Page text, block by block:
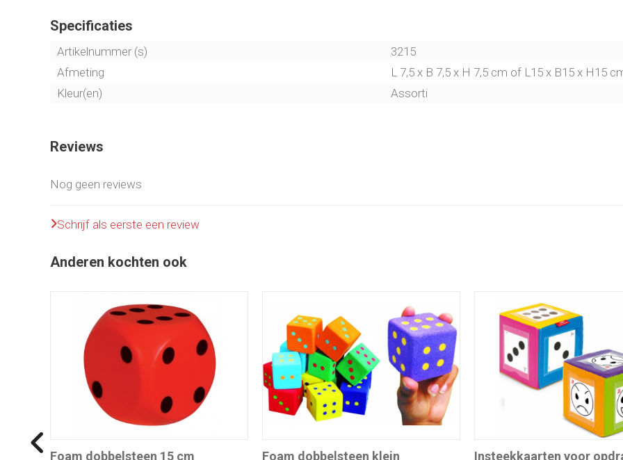
Specificaties
Artikelnummer (s)
3215
Afmeting
L 7,5 x B 7,5 x H 7,5 cm of L15 x B15 x H15
Kleur(en)
Assorti
Reviews
Nog geen reviews
Schrijf als eerste een review
Anderen kochten ook
Foam dobbelsteen 15 cm Foam dobbelsteen klein
Insteekkaarten voor